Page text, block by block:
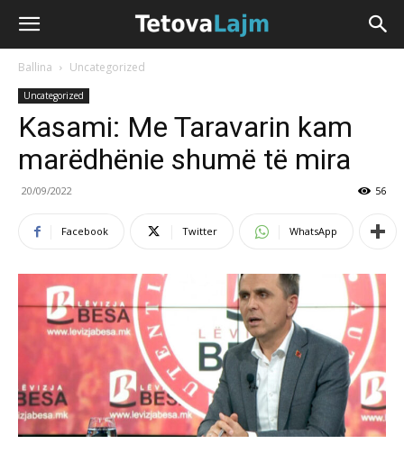
Ballina Uncategorized
Uncategorized
Kasami: Me Taravarin kam
marëdhënie shumë të mira
20/09/2022 56
Facebook Twitter WhatsApp